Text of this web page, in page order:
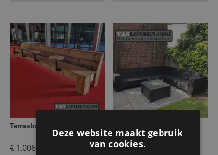
Terrasbank Mauritzio
€ 1.006,95
hoekbank Ferdi
€604,95
Deze website maakt gebruik
van cookies.